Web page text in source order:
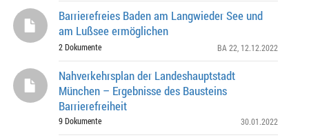
Barrierefreies Baden am Langwieder See und
am Lußsee ermöglichen
2 Dokumente BA 22 , 12.12.2022
Nahverkehrsplan der Landeshauptstadt
München – Ergebnisse des Bausteins
Barrierefreiheit
9 Dokumente 30.01.2022